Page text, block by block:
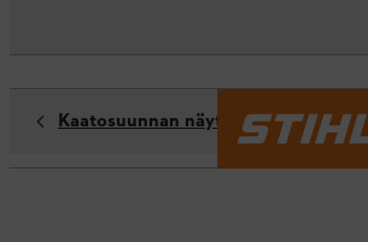
Kaatosuunnan näyttäjät ja kiinnikkeet